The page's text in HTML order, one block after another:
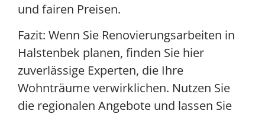
und fairen Preisen.
Fazit: Wenn Sie Renovierungsarbeiten in
Halstenbek planen, finden Sie hier
zuverlässige Experten, die Ihre
Wohnträume verwirklichen. Nutzen Sie
die regionalen Angebote und lassen Sie